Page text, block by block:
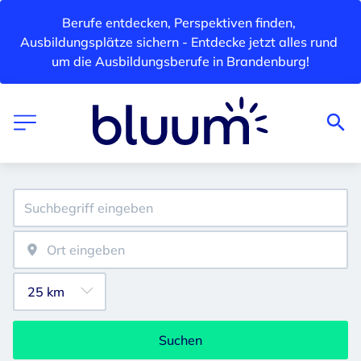
Berufe entdecken, Perspektiven finden,
Ausbildungsplätze sichern - Entdecke jetzt alles rund
um die Ausbildungsberufe in Brandenburg!
Suchen